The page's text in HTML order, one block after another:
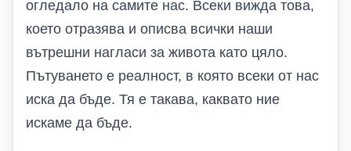
огледало на самите нас. Всеки вижда това,
което отразява и описва всички наши
вътрешни нагласи за живота като цяло.
Пътуването е реалност, в която всеки от нас
иска да бъде. Тя е такава, каквато ние
искаме да бъде.